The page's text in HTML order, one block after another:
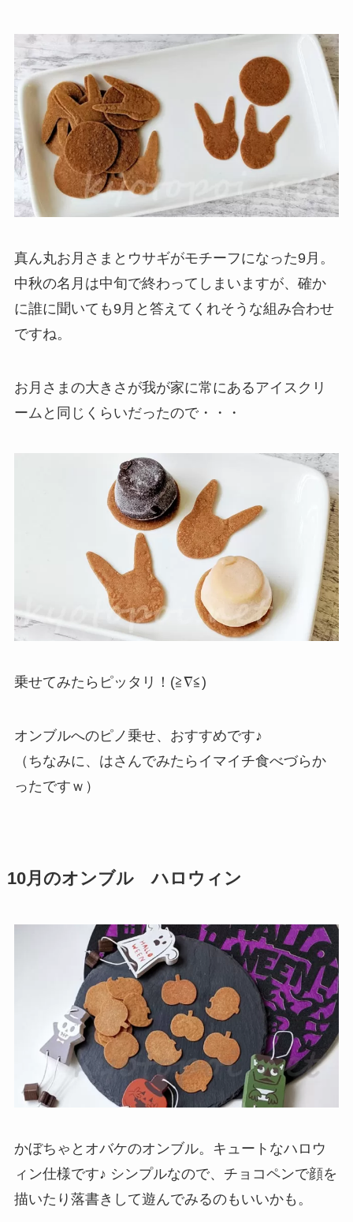
真ん丸お月さまとウサギがモチーフになった9月。
中秋の名月は中旬で終わってしまいますが、確か
に誰に聞いても9月と答えてくれそうな組み合わせ
ですね。
お月さまの大きさが我が家に常にあるアイスクリ
ームと同じくらいだったので・・・
乗せてみたらピッタリ！(≧∇≦)
オンブルへのピノ乗せ、おすすめです♪
（ちなみに、はさんでみたらイマイチ食べづらか
ったですｗ）
10月のオンブル ハロウィン
かぼちゃとオバケのオンブル。キュートなハロウ
ィン仕様です♪ シンプルなので、チョコペンで顔を
描いたり落書きして遊んでみるのもいいかも。